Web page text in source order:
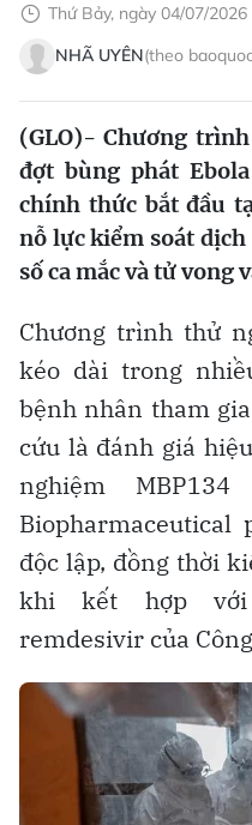
Thứ Bảy, ngày 04/07/
NHÃ UYÊN(theo
(GLO)- Chương
đợt bùng phát
chính thức bắt đầu
nỗ lực kiểm soát
số ca mắc và tử vong
Chương trình thử
kéo dài trong
bệnh nhân tham
cứu là đánh giá
nghiệm
độc lập, đồng thời
khi kết hợp
remdesivir của